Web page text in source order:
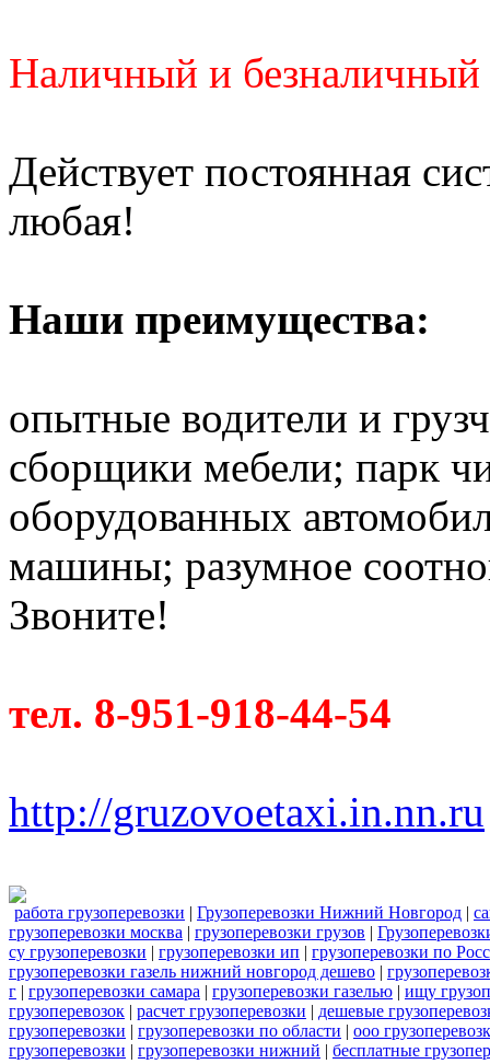
Наличный и безналичный
Действует постоянная
любая!
Наши преимущества:
опытные водители и
сборщики мебели; парк
оборудованных
машины; разумное
Звоните!
тел. 8-951-918-44-54
http://gruzovoetaxi.in.nn.ru
работа грузоперевозки | Грузоперевозки Нижний Новгород |
грузоперевозки москва | грузоперевозки грузов |
су грузоперевозки | грузоперевозки ип | грузоперевозки по
грузоперевозки газель нижний новгород дешево |
г | грузоперевозки самара | грузоперевозки газелью | ищу
грузоперевозок | расчет грузоперевозки | дешевые
грузоперевозки | грузоперевозки по области | ооо
грузоперевозки | грузоперевозки нижний | бесплатные